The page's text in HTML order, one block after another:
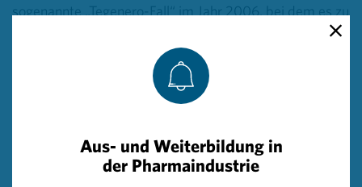
sogenannte „Tegenero-Fall“ im Jahr 2006, bei dem es zu
einem Multiorganversagen mehrerer Studienteilnehmer
kam, wobei es aber keine Todesopfer gab.
Aufgrund der Richtlinie basiert jede Phase-I-Studie auf
Produkte einzustufen und entsprechende Maßnahmen
zu setzen. Eine wesentliche Neuerung war damals, dass
nicht mehreren Probanden gleichzeitig die neue
Aus- und Weiterbildung in
der Pharmaindustrie